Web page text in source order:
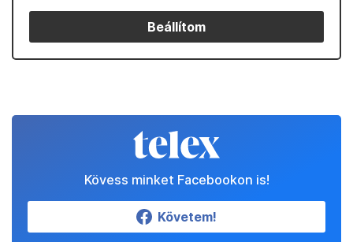
Beállítom
Kövess minket Facebookon is!
Követem!